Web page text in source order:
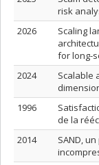
risk
2026
Scaling
for long-
2024
Scalable
1996
de la
2014
SAND,